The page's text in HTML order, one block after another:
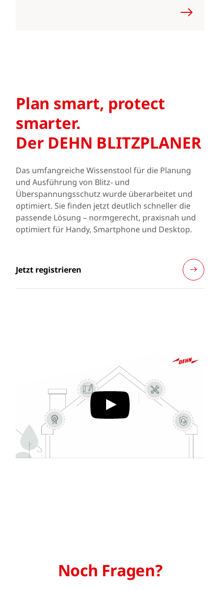
Plan smart, protect
smarter.
Der DEHN BLITZPLANER
Das umfangreiche Wissenstool für die Planung
und Ausführung von Blitz- und
Überspannungsschutz wurde überarbeitet und
optimiert. Sie finden jetzt deutlich schneller die
passende Lösung – normgerecht, praxisnah und
optimiert für Handy, Smartphone und Desktop.
Jetzt registrieren
Noch Fragen?